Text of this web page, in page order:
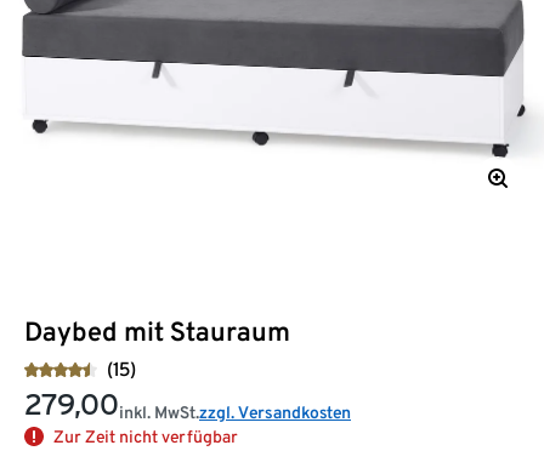
Daybed mit Stauraum
(15)
279,00inkl. MwSt.zzgl. Versandkosten
Zur Zeit nicht verfügbar